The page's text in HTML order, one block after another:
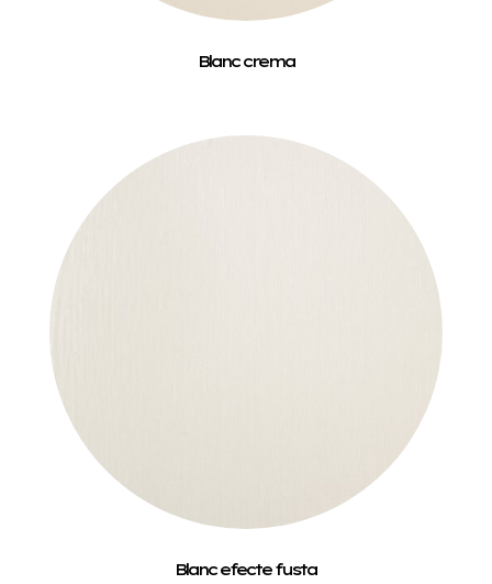
Blanc crema
Blanc efecte fusta